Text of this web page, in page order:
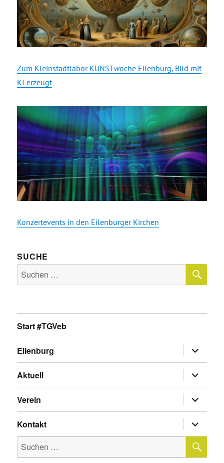
Zum Kleinstadtlabor KUNSTwoche Eilenburg, Bild mit
KI erzeugt
Konzertevents in den Eilenburger Kirchen
SUCHE
Suche
nach:
Start #TGVeb
Eilenburg
anzeigen
Aktuell
anzeigen
Verein
anzeigen
Kontakt
anzeigen
Suche
nach: